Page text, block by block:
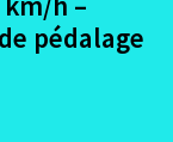
pédalage